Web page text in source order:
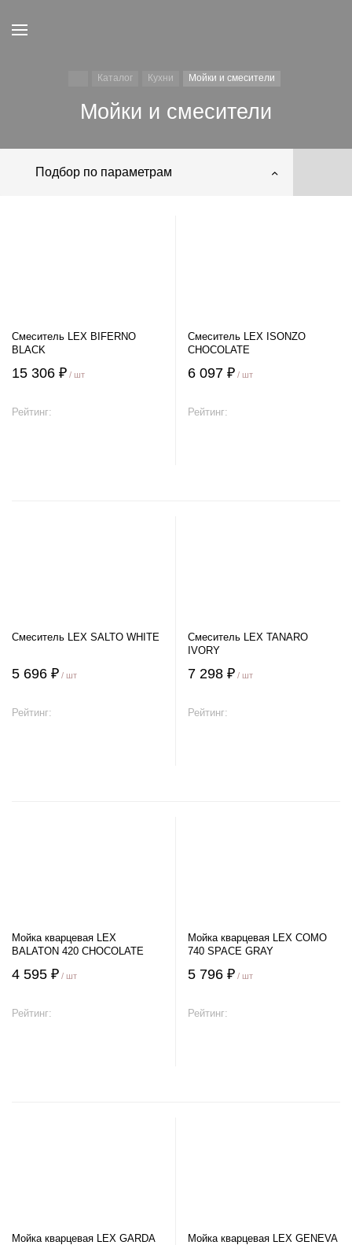
Каталог Кухни Мойки и смесители
Мойки и смесители
Подбор по параметрам
Смеситель LEX BIFERNO
BLACK
15 306 ₽ / шт
Рейтинг:
Смеситель LEX ISONZO
CHOCOLATE
6 097 ₽ / шт
Рейтинг:
Смеситель LEX SALTO WHITE
5 696 ₽ / шт
Рейтинг:
Смеситель LEX TANARO
IVORY
7 298 ₽ / шт
Рейтинг:
Мойка кварцевая LEX
BALATON 420 CHOCOLATE
4 595 ₽ / шт
Рейтинг:
Мойка кварцевая LEX COMO
740 SPACE GRAY
5 796 ₽ / шт
Рейтинг:
Мойка кварцевая LEX GARDA
Мойка кварцевая LEX GENEVA